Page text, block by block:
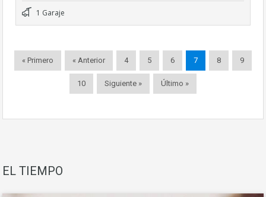
1 Garaje
« Primero « Anterior 4 5 6 7 8 9
10 Siguiente » Último »
EL TIEMPO